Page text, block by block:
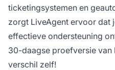
ticketingsystemen en
zorgt LiveAgent ervoor dat
effectieve ondersteuning
30-daagse proefversie van
verschil zelf!